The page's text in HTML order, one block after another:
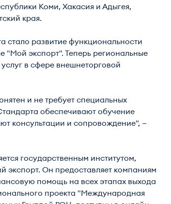
Коми, Хакасия и Адыгея,
края.
стало развитие функциональности
экспорт". Теперь региональные
в сфере внешнеторговой
и не требует специальных
обеспечивают обучение
консультации и сопровождение", —
государственным институтом,
экспорт. Он предоставляет компаниям
помощь на всех этапах выхода
проекта "Международная